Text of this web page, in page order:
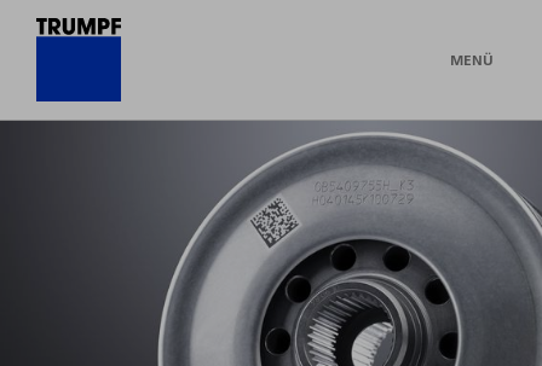
MENÜ